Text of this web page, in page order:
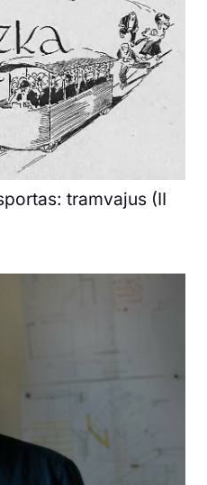
tramvajus (II